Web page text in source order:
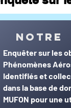
notre
Enquêter sur les
Phénomènes
Identifiés et
dans la base de
MUFON pour une